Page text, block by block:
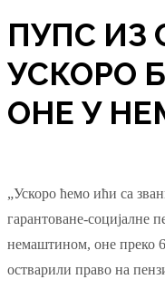
ПУПС ИЗ
УСКОРО
ОНЕ У
„Ускоро ћемо ићи са
гарантоване-социјалне
немаштином, оне преко
остварили право на